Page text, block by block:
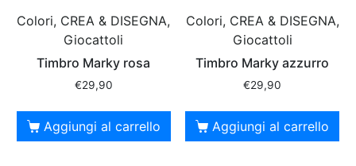
Colori, CREA & DISEGNA,
Giocattoli
Timbro Marky rosa
€29,90
Aggiungi al carrello
Colori, CREA & DISEGNA,
Giocattoli
Timbro Marky azzurro
€29,90
Aggiungi al carrello